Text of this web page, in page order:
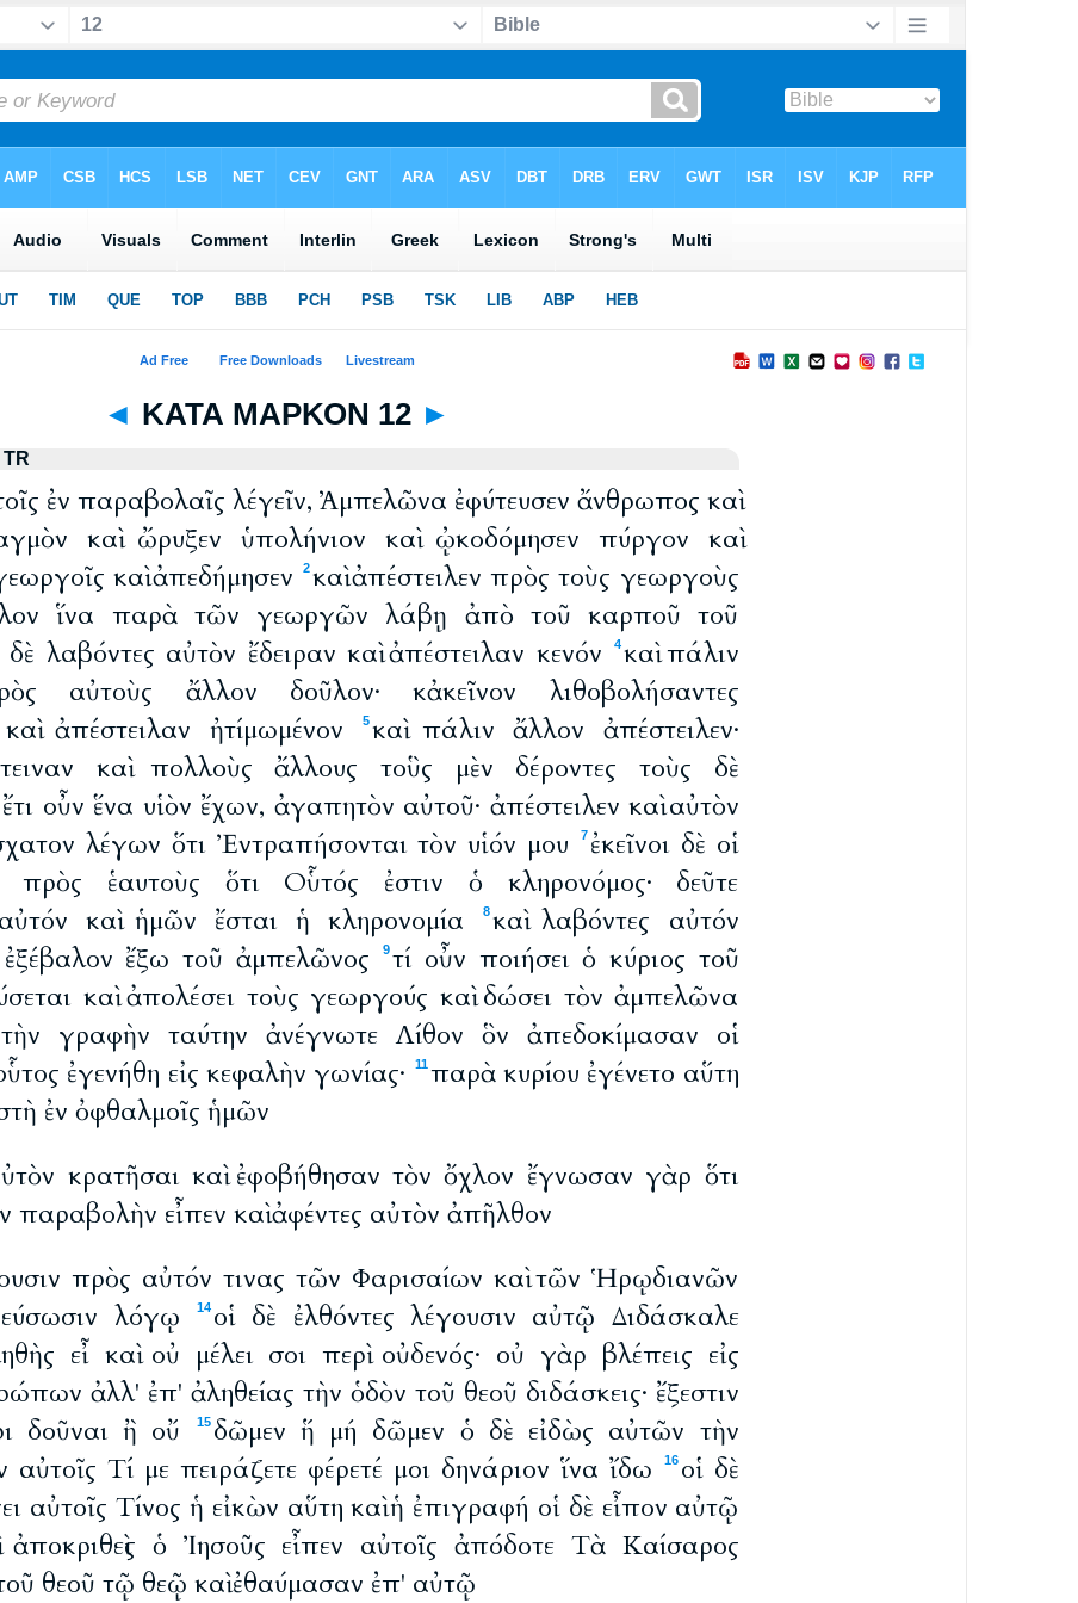
◄ ΚΑΤΑ ΜΑΡΚΟΝ 12 ►
ἐν παραβολαῖς λέγεῖν, Ἀμπελῶνα ἐφύτευσεν ἄνθρωπος καὶ
καὶ ὤρυξεν ὑπολήνιον καὶ ᾠκοδόμησεν πύργον καὶ
καὶ ἀπεδήμησεν
2καὶ ἀπέστειλεν πρὸς τοὺς γεωργοὺς
ἵνα παρὰ τῶν γεωργῶν λάβῃ ἀπὸ τοῦ καρποῦ τοῦ
δὲ λαβόντες αὐτὸν ἔδειραν καὶ ἀπέστειλαν κενόν 4καὶ πάλιν
αὐτοὺς ἄλλον δοῦλον· κἀκεῖνον λιθοβολήσαντες
ἀπέστειλαν ἠτίμωμένον
5καὶ πάλιν ἄλλον ἀπέστειλεν·
καὶ πολλοὺς ἄλλους τοὓς μὲν δέροντες τοὺς δὲ
ἔτι οὖν ἕνα υἱὸν ἔχων, ἀγαπητὸν αὐτοῦ· ἀπέστειλεν καὶ αὐτὸν
λέγων ὅτι Ἐντραπήσονται τὸν υἱόν μου
7 ἐκεῖνοι δὲ οἱ
πρὸς ἑαυτοὺς ὅτι Οὗτός ἐστιν ὁ κληρονόμος· δεῦτε
καὶ ἡμῶν ἔσται ἡ κληρονομία
8καὶ λαβόντες αὐτόν
ἐξέβαλον ἔξω τοῦ ἀμπελῶνος
9τί οὖν ποιήσει ὁ κύριος τοῦ
καὶ ἀπολέσει τοὺς γεωργούς καὶ δώσει τὸν ἀμπελῶνα
γραφὴν ταύτην ἀνέγνωτε Λίθον ὃν ἀπεδοκίμασαν οἱ
ἐγενήθη εἰς κεφαλὴν γωνίας·
11 παρὰ κυρίου ἐγένετο αὕτη
ἐν ὀφθαλμοῖς ἡμῶν
κρατῆσαι καὶ ἐφοβήθησαν τὸν ὄχλον ἔγνωσαν γὰρ ὅτι
παραβολὴν εἶπεν καὶ ἀφέντες αὐτὸν ἀπῆλθον
πρὸς αὐτόν τινας τῶν Φαρισαίων καὶ τῶν Ἡρῳδιανῶν
λόγῳ
14 οἱ δὲ ἐλθόντες λέγουσιν αὐτῷ Διδάσκαλε
εἶ καὶ οὐ μέλει σοι περὶ οὐδενός· οὐ γὰρ βλέπεις εἰς
ἀλλ' ἐπ' ἀληθείας τὴν ὁδὸν τοῦ θεοῦ διδάσκεις· ἔξεστιν
δοῦναι ἢ οὔ
15 δῶμεν ἥ μή δῶμεν ὁ δὲ εἰδὼς αὐτῶν τὴν
αὐτοῖς Τί με πειράζετε φέρετέ μοι δηνάριον ἵνα ἴδω
16 οἱ δὲ
αὐτοῖς Τίνος ἡ εἰκὼν αὕτη καὶ ἡ ἐπιγραφή οἱ δὲ εἶπον αὐτῷ
ἀποκριθεὶς ὁ Ἰησοῦς εἶπεν αὐτοῖς ἀπόδοτε Τὰ Καίσαρος
θεοῦ τῷ θεῷ καὶ ἐθαύμασαν ἐπ' αὐτῷ